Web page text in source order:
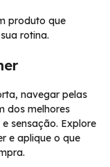
produto que
rotina.
navegar pelas
dos melhores
sensação. Explore
e aplique o que